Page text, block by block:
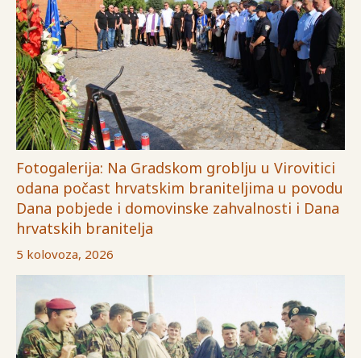
Fotogalerija: Na Gradskom groblju u Virovitici
odana počast hrvatskim braniteljima u povodu
Dana pobjede i domovinske zahvalnosti i Dana
hrvatskih branitelja
5 kolovoza, 2026